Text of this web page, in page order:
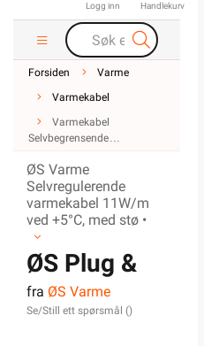
Logg inn Handlekurv
Forsiden
Varme
Varmekabel
Varmekabel
Selvbegrensende
ØS Varme
Selvregulerende
varmekabel 11W/m
ved +5°C, med stø •
ØS Plug &
Play
fra ØS Varme
Se/Still ett spørsmål ()